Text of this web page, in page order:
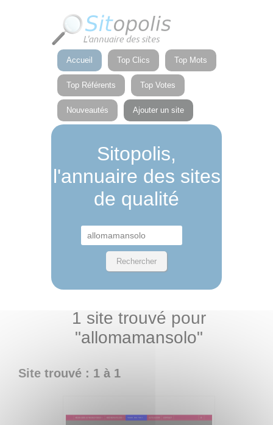
Accueil Top Clics Top Mots
Top Référents Top Votes
Nouveautés Ajouter un site
Sitopolis,
l'annuaire des sites
de qualité
1 site trouvé pour
"allomamansolo"
Site trouvé : 1 à 1